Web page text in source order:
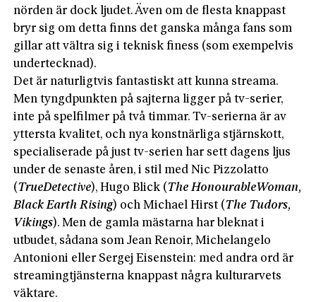
nörden är dock ljudet. Även om de flesta knappast
bryr sig om detta finns det ganska många fans som
gillar att vältra sig i teknisk finess (som exempelvis
undertecknad).
Det är naturligtvis fantastiskt att kunna streama.
Men tyngdpunkten på sajterna ligger på tv-serier,
inte på spelfilmer på två timmar. Tv-serierna är av
yttersta kvalitet, och nya konstnärliga stjärnskott,
specialiserade på just tv-serien har sett dagens ljus
under de senaste åren, i stil med Nic Pizzolatto
(TrueDetective), Hugo Blick (TheHonourableWoman,
Black Earth Rising) och Michael Hirst (The Tudors,
Vikings). Men de gamla mästarna har bleknat i
utbudet, sådana som Jean Renoir, Michelangelo
Antonioni eller Sergej Eisenstein: med andra ord är
streamingtjänsterna knappast några kulturarvets
väktare.